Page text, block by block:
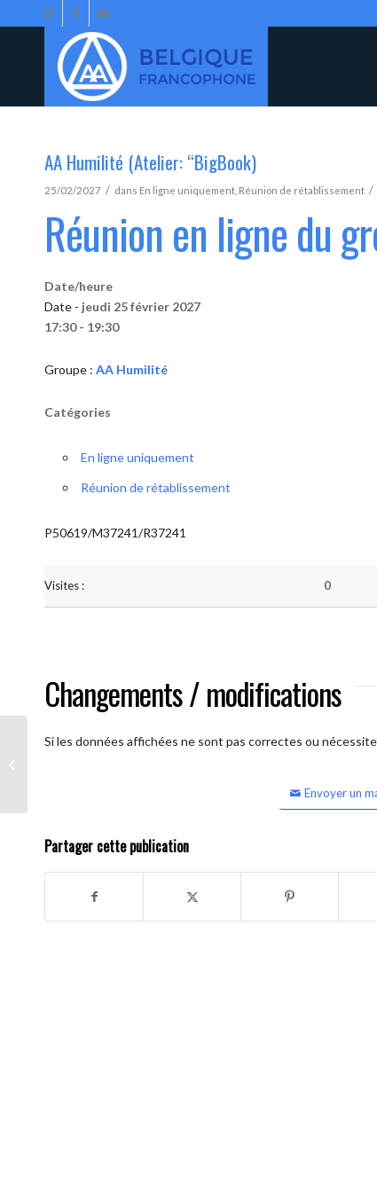
AA Humilité (Atelier: “BigBook)
25/02/2027 / dans En ligne uniquement Réunion de rétablissement /
Réunion en ligne du
Date/heure
Date - jeudi 25 février 2027
17:30 - 19:30
Groupe : AA Humilité
Catégories
En ligne uniquement
Réunion de rétablissement
P50619/M37241/R37241
Visites : 0
Changements / modifications
Si les données affichées ne sont pas correctes ou
Envoyer un
Partager cette publication